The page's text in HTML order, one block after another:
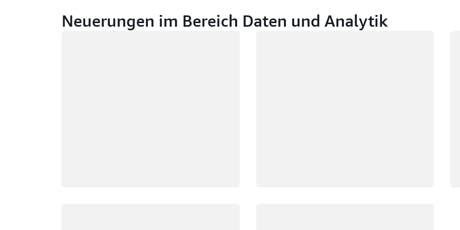
Neuerungen im Bereich Daten und Analytik